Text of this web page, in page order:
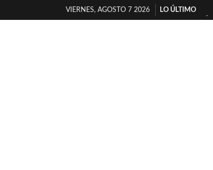
VIERNES, AGOSTO 7 2026
LO ÚLTIMO